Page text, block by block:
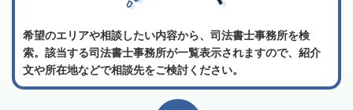
希望のエリアや相談したい内容から、司法書士事務所を検
索。該当する司法書士事務所が一覧表示されますので、紹介
文や所在地などで相談先をご検討ください。